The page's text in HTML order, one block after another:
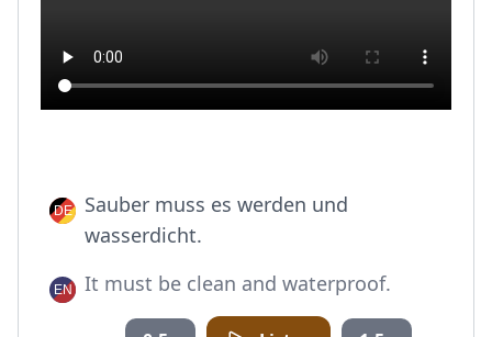
Sauber muss es werden und
wasserdicht.
It must be clean and waterproof.